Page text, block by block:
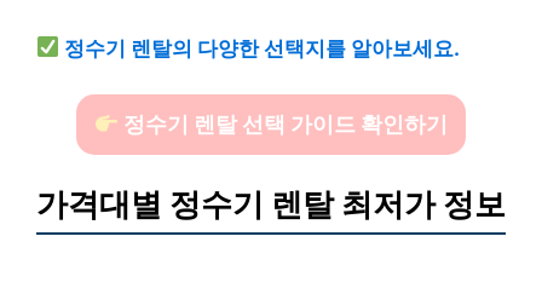
정수기 렌탈의 다양한 선택지를 알아보세요.
정수기 렌탈 선택 가이드 확인하기
가격대별 정수기 렌탈 최저가 정보